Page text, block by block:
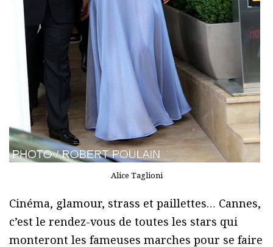
Alice Taglioni
Cinéma, glamour, strass et paillettes… Cannes,
c’est le rendez-vous de toutes les stars qui
monteront les fameuses marches pour se faire